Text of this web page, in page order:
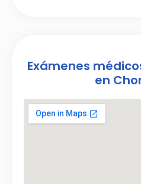
Exámenes
en